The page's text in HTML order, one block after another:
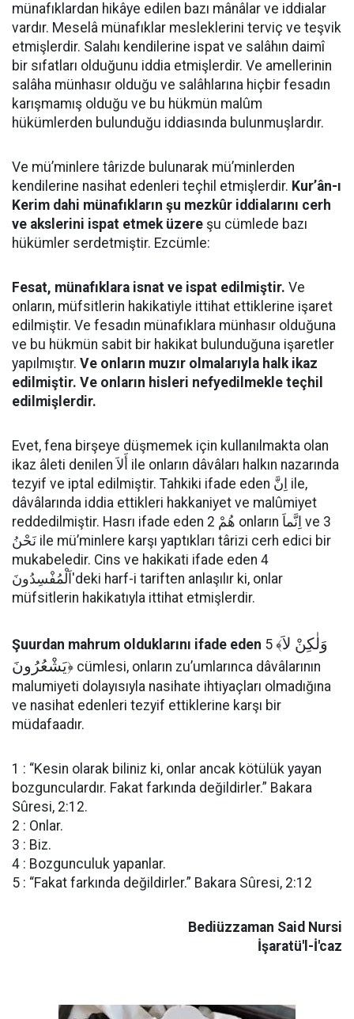
münafıklardan hikâye edilen bazı mânâlar ve iddialar
vardır. Meselâ münafıklar mesleklerini terviç ve teşvik
etmişlerdir. Salahı kendilerine ispat ve salâhın daimî
bir sıfatları olduğunu iddia etmişlerdir. Ve amellerinin
salâha münhasır olduğu ve salâhlarına hiçbir fesadın
karışmamış olduğu ve bu hükmün malûm
hükümlerden bulunduğu iddiasında bulunmuşlardır.
Ve mü’minlere târizde bulunarak mü’minlerden
kendilerine nasihat edenleri teçhil etmişlerdir. Kur’ân-ı
Kerim dahi münafıkların şu mezkûr iddialarını cerh
ve akslerini ispat etmek üzere şu cümlede bazı
hükümler serdetmiştir. Ezcümle:
Fesat, münafıklara isnat ve ispat edilmiştir. Ve
onların, müfsitlerin hakikatiyle ittihat ettiklerine işaret
edilmiştir. Ve fesadın münafıklara münhasır olduğuna
ve bu hükmün sabit bir hakikat bulunduğuna işaretler
yapılmıştır. Ve onların muzır olmalarıyla halk ikaz
edilmiştir. Ve onların hisleri nefyedilmekle teçhil
edilmişlerdir.
Evet, fena birşeye düşmemek için kullanılmakta olan
ikaz âleti denilen أَلاَ ile onların dâvâları halkın nazarında
tezyif ve iptal edilmiştir. Tahkiki ifade eden اِنَّ ile,
dâvâlarında iddia ettikleri hakkaniyet ve malûmiyet
reddedilmiştir. Hasrı ifade eden 2 هُمْ onların اِنَّماَ ve 3
نَحْنُ ile mü’minlere karşı yaptıkları târizi cerh edici bir
mukabeledir. Cins ve hakikati ifade eden 4
اَلْمُفْسِدُونَ'deki harf-i tariften anlaşılır ki, onlar
müfsitlerin hakikatıyla ittihat etmişlerdir.
Şuurdan mahrum olduklarını ifade eden 5 ﴾وَلٰكِنْ لاَ
يَشْعُرُونَ﴿ cümlesi, onların zu’umlarınca dâvâlarının
malumiyeti dolayısıyla nasihate ihtiyaçları olmadığına
ve nasihat edenleri tezyif ettiklerine karşı bir
müdafaadır.
1 : “Kesin olarak biliniz ki, onlar ancak kötülük yayan
bozgunculardır. Fakat farkında değildirler.” Bakara
Sûresi, 2:12.
2 : Onlar.
3 : Biz.
4 : Bozgunculuk yapanlar.
5 : “Fakat farkında değildirler.” Bakara Sûresi, 2:12
Bediüzzaman Said Nursi
İşaratü'l-İ'caz